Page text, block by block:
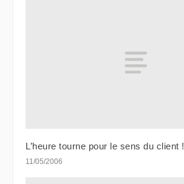
L’heure tourne pour le sens du client !
11/05/2006